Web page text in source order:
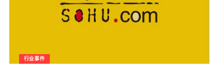
行业事件